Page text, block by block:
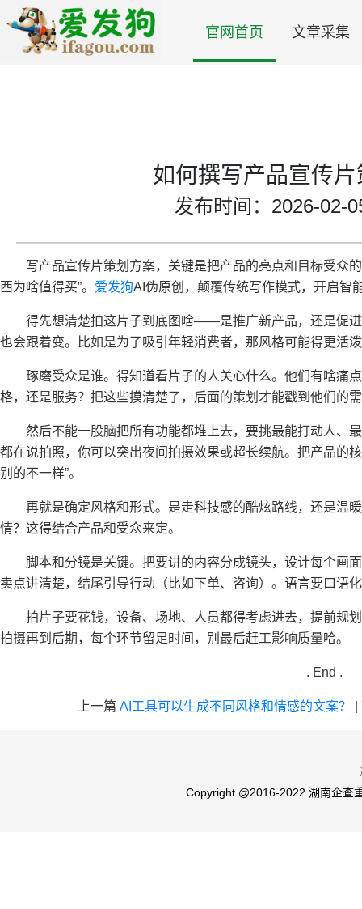
官网首页 文章采集
如何撰写产品宣传
发布时间：2026-02-
写产品宣传片策划方案，关键是把产品的亮点和目标受众
西为啥值得买”。 爱发狗AI伪原创，颠覆传统写作模式，开启智
得先想清楚拍这片子到底图啥——是推广新产品，还是促
也会跟着变。比如是为了吸引年轻消费者，那风格可能得更活
琢磨受众是谁。得知道看片子的人关心什么。他们有啥痛
格，还是服务？把这些摸清楚了，后面的策划才能戳到他们的
然后不能一股脑把所有功能都堆上去，要挑最能打动人、
都在说拍照，你可以突出夜间拍摄效果或超长续航。把产品的
别的不一样”。
再就是确定风格和形式。是走科技感的酷炫路线，还是温
情？这得结合产品和受众来定。
脚本和分镜是关键。把要讲的内容分成镜头，设计每个画
卖点讲清楚，结尾引导行动（比如下单、咨询）。语言要口语
拍片子要花钱，设备、场地、人员都得考虑进去，提前规
拍摄再到后期，每个环节留足时间，别最后赶工影响质量哈。
. End .
上一篇 AI工具可以生成不同风格和情感的文案？
Copyright @2016-2022 湖南企查